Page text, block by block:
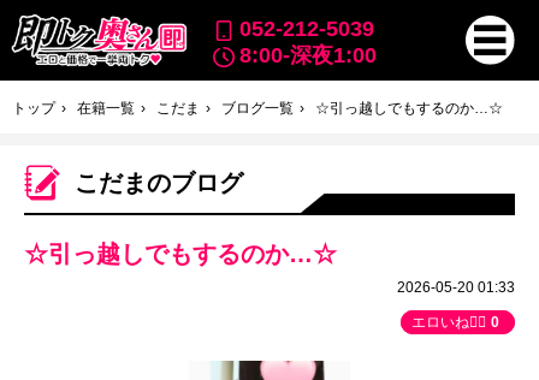
052-212-5039
8:00-深夜1:00
トップ 在籍一覧 こだま ブログ一覧 ☆引っ越しでもするのか…☆
こだまのブログ
☆引っ越しでもするのか…☆
2026-05-20 01:33
エロいね👍🏻 0